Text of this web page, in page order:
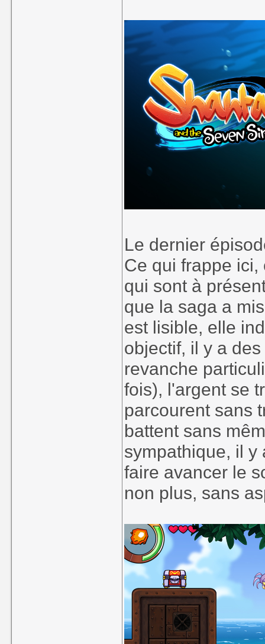
Le dernier
Ce qui frappe
qui sont à
que la saga a
est lisible, elle
objectif, il y a
revanche
fois), l'argent se
parcourent sans
battent sans
sympathique, il y
faire avancer le
non plus, sans